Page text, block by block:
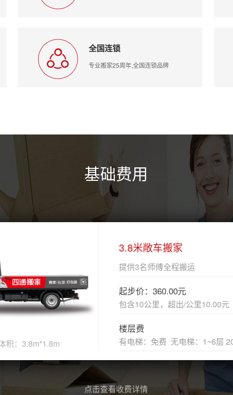
全国连锁
专业搬家25周年,全国连锁品牌
基础费用
3.8m*1.8m
3.8米敞车搬家
提供3名师傅全程搬运
起步价：360.00元
包含10公里，超出/公里10.00元
楼层费
有电梯：免费 无电梯：1~6层 20元/层
点击查看收费详情